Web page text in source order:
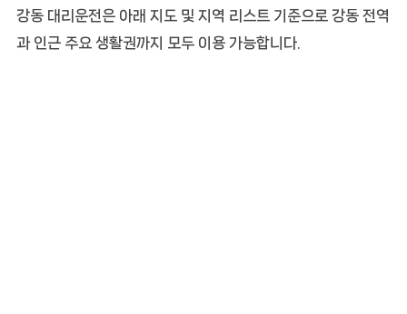
강동 대리운전은 아래 지도 및 지역 리스트 기준으로 강동 전역
과 인근 주요 생활권까지 모두 이용 가능합니다.